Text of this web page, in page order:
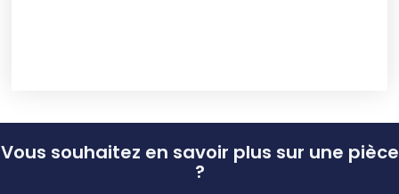
Vous souhaitez en savoir plus sur une pièce
?